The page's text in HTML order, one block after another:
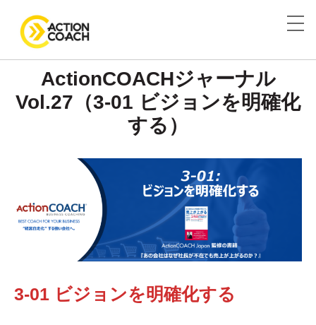
ActionCOACHジャーナル
Vol.27（3-01 ビジョンを明確化
する）
3-01 ビジョンを明確化する